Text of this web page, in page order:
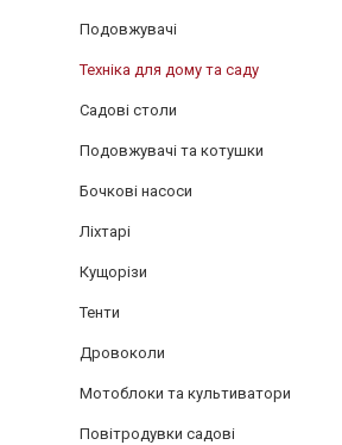
Подовжувачі
Техніка для дому та саду
Садові столи
Подовжувачі та котушки
Бочкові насоси
Ліхтарі
Кущорізи
Тенти
Дровоколи
Мотоблоки та культиватори
Повітродувки садові